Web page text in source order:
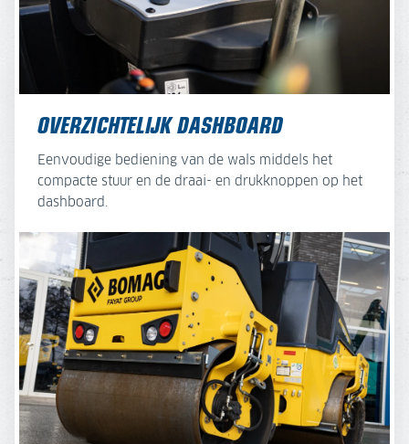
OVERZICHTELIJK DASHBOARD
Eenvoudige bediening van de wals middels het
compacte stuur en de draai- en drukknoppen op het
dashboard.